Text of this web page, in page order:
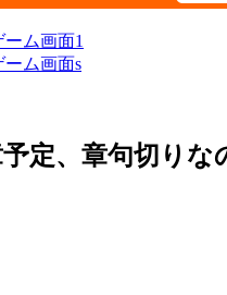
定、章句切りな